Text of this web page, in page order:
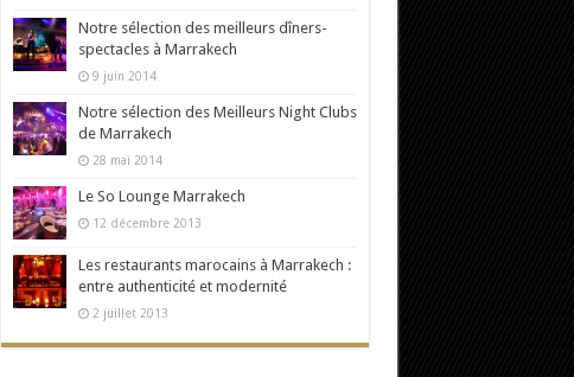
Notre sélection des meilleurs dîners-
spectacles à Marrakech
9 juin 2014
Notre sélection des Meilleurs Night Clubs
de Marrakech
28 mai 2014
Le So Lounge Marrakech
12 décembre 2013
Les restaurants marocains à Marrakech :
entre authenticité et modernité
2 juillet 2013